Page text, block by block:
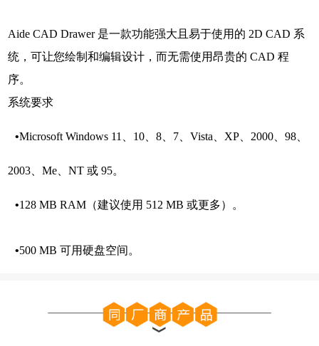
Aide CAD Drawer 是一款功能强大且易于使用的 2D CAD 系
统，可让您绘制和编辑设计，而无需使用昂贵的 CAD 程
序。
系统要求
•Microsoft Windows 11、10、8、7、Vista、XP、2000、98、
2003、Me、NT 或 95。
•128 MB RAM（建议使用 512 MB 或更多）。
•500 MB 可用硬盘空间。